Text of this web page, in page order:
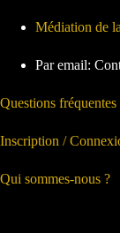
Médiation de
Par email:
Questions fréquentes
Inscription /
Qui sommes-nous ?